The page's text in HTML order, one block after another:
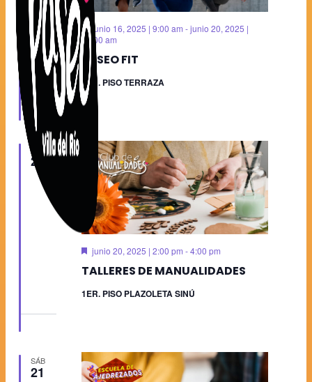
PASEO FIT
Destacado
junio 16, 2025 | 9:00 am -junio 20, 2025 |
10:00 am
3ER. PISO TERRAZA
VIE
20
TALLERES DE MANUALIDADES
Destacado
junio 20, 2025 | 2:00 pm -4:00 pm
1ER. PISO PLAZOLETA SINÚ
SÁB
21